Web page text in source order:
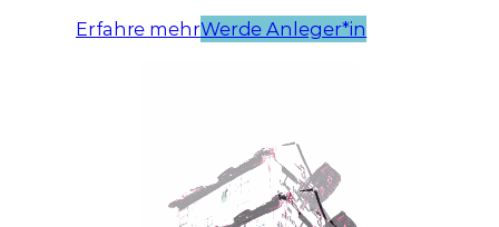
Erfahre mehrWerde Anleger*in